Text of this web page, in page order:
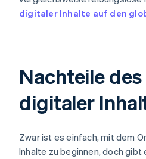
digitaler Inhalte auf den
Nachteile
digitaler
Zwar ist es einfach, mit dem
Inhalte zu beginnen, doch gibt